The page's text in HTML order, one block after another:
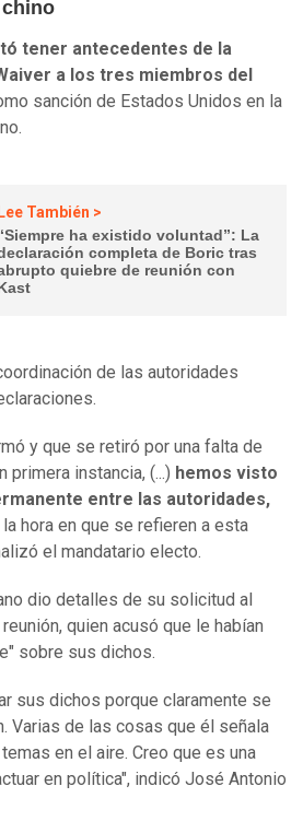
tener antecedentes de la
a los tres miembros del
sanción de Estados Unidos en la
Lee También >
ha existido voluntad”: La
completa de Boric tras
quiebre de reunión con
de las autoridades
y que se retiró por una falta de
primera instancia, (...) hemos visto
entre las autoridades,
hora en que se refieren a esta
el mandatario electo.
dio detalles de su solicitud al
quien acusó que le habían
sobre sus dichos.
sus dichos porque claramente se
Varias de las cosas que él señala
en el aire. Creo que es una
en política", indicó José Antonio